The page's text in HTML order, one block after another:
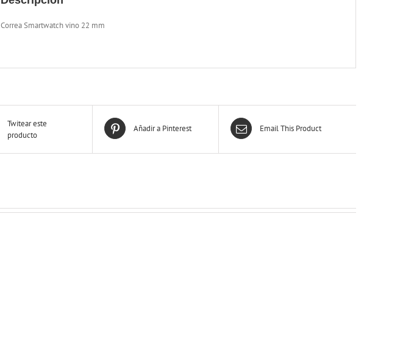
Correa Smartwatch vino 22 mm
Twitear este
producto
Añadir a Pinterest Email This Product